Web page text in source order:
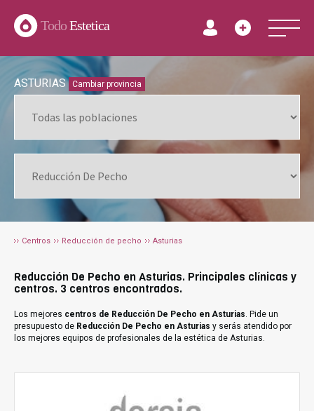
TodoEstetica
ASTURIAS Cambiar provincia
Centros Reducción de pecho Asturias
Reducción De Pecho en Asturias. Principales clínicas y
centros. 3 centros encontrados.
Los mejores centros de Reducción De Pecho en Asturias. Pide un
presupuesto de Reducción De Pecho en Asturias y serás atendido por
los mejores equipos de profesionales de la estética de Asturias.